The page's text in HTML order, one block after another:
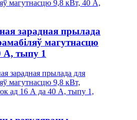
зарадная прылада
магутнасцю
А, тыпу 1